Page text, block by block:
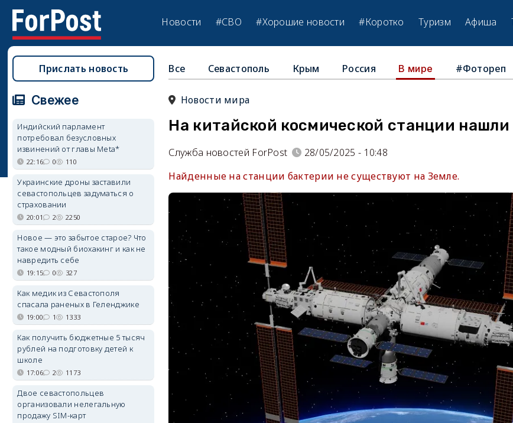
Новости #СВО #Хорошие новости #Коротко Туризм Афиша
Все Севастополь Крым Россия В мире #Фотореп
Новости мира
На китайской космической станции
Служба новостей ForPost
28/05/2025 - 10:48
Найденные на станции бактерии не существуют на Земле.
Прислать новость
Свежее
Индийский парламент
потребовал безусловных
извинений от главы Meta*
22:16 0 110
Украинские дроны заставили
севастопольцев задуматься о
страховании
20:01 2 2250
Новое — это забытое старое? Что
такое модный биохакинг и как не
навредить себе
19:15 0 327
Как медик из Севастополя
спасала раненых в Геленджике
19:00 1 1333
Как получить бюджетные 5 тысяч
рублей на подготовку детей к
школе
17:06 2 1173
Двое севастопольцев
организовали нелегальную
продажу SIM-карт